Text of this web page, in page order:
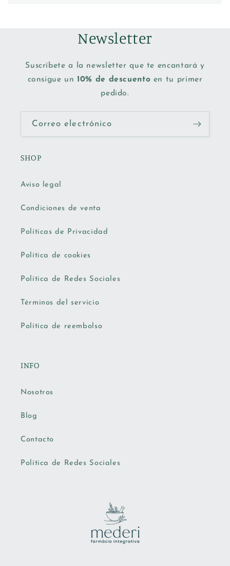
Newsletter
Suscríbete a la newsletter que te encantará y
consigue un10% de descuento en tu primer
pedido.
Correo electrónico
SHOP
Aviso legal
Condiciones de venta
Políticas de Privacidad
Política de cookies
Política de Redes Sociales
Términos del servicio
Política de reembolso
INFO
Nosotros
Blog
Contacto
Política de Redes Sociales